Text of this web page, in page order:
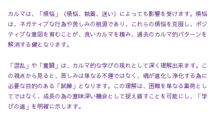
カルマは、「煩悩」（煩悩、執着、迷い）によっても影響を受けます。煩悩
は、ネガティブな行為や苦しみの根源であり、これらの煩悩を克服し、ポジ
ティブな意図を育むことが、良いカルマを積み、過去のカルマ的パターンを
解消する鍵となります。
「混乱」や「奮闘」は、カルマ的な学びの現れとして深く理解出来ます。こ
の視点から見ると、苦しみは単なる不運ではなく、魂が進化し浄化する為に
必要な目的のある「試練」となります。この理解は、困難を単なる重荷とし
てではなく、成長の為の意味深い機会として捉え直すことを可能にし、「学
びの道」を明確に示します。